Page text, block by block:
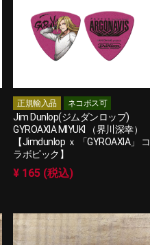
正規輸入品 ネコポス可
Jim Dunlop(ジムダンロップ)
GYROAXIA MIYUKI （界川深幸）
【Jimdunlop ｘ 「GYROAXIA」 コ
ラボピック】
¥ 165 (税込)